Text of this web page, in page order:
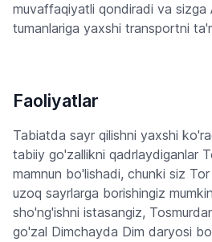
muvaffaqiyatli qondiradi va sizga
tumanlariga yaxshi transportni
Faoliyatlar
Tabiatda sayr qilishni yaxshi
tabiiy go'zallikni qadrlaydiganlar
mamnun bo'lishadi, chunki siz
uzoq sayrlarga borishingiz
sho'ng'ishni istasangiz,
go'zal Dimchayda Dim daryosi